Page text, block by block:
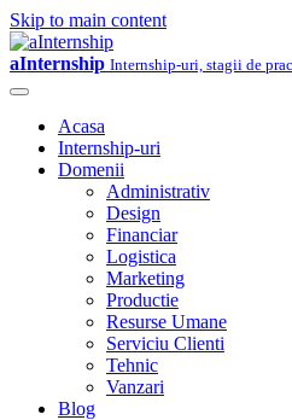
Skip to main content
aInternship Internship-uri, stagii de
Acasa
Internship-uri
Domenii
Administrativ
Design
Financiar
Logistica
Marketing
Productie
Resurse Umane
Serviciu Clienti
Tehnic
Vanzari
Blog